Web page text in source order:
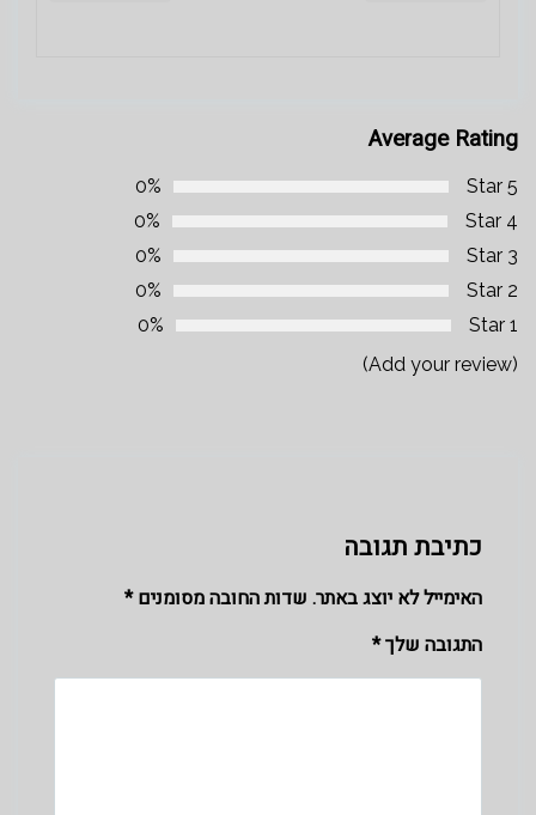
Average Rating
5 Star
0%
4 Star
0%
3 Star
0%
2 Star
0%
1 Star
0%
(Add your review)
כתיבת תגובה
האימייל לא יוצג באתר. שדות החובה מסומנים*
התגובה שלך*